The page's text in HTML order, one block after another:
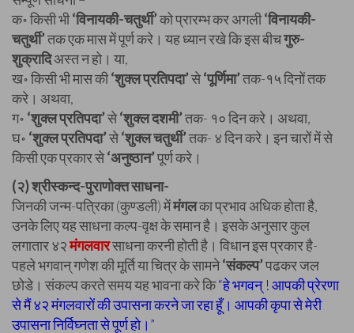
क॰ किसी भी‘विनायकी-चतुर्थी’को प्रारम्भ कर अगली‘विनायकी-
चतुर्थी’तक एक मास में पूर्ण करे। यह ध्यान रखे कि इस बीचगुरु-
शुक्रादिअस्त न हो। या,
ख॰ किसी भी मास की‘शुक्ल प्रतिपदा’से‘पूर्णिमा’तक-१५ दिनों तक
करे। अथवा,
ग॰ ‘शुक्ल प्रतिपदा’से‘शुक्ल दशमी’तक- १० दिन करे। अथवा,
घ॰ ‘शुक्ल प्रतिपदा’से‘शुक्ल चतुर्थी’तक- ४ दिन करे। इन चारों में से
किसी एक प्रकार से‘अनुष्ठान’पूर्ण करे।
(२) श्रीस्कन्द-पुराणोक्त साधना-
जिनकी जन्म-पत्रिका (कुण्डली) मेंमंगलका प्रभाव अधिक होता है,
उनके लिए यह साधना कल्प-वृक्ष के समान है। इसके अनुसार कुल
लगातार ४२मंगलवारसाधना करनी होती है। विधान इस प्रकार है-
पहले भगवान् गणेश की मूर्ति या चित्र के सामने‘संकल्प’पढकर जल
छोडे। संकल्प करते समय यह भावना करे कि“हे भगवन् ! आपकी प्रेरणा
से मैं ४२ मंगलवारों की उपासना करने जा रहा हूँ। आपकी कृपा से मेरी
उपासना निर्विघ्नता से पूर्ण हो।”